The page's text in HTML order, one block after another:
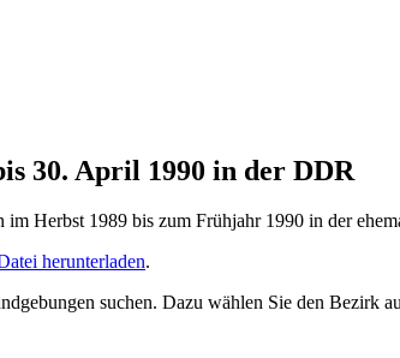
30. April 1990 in der DDR
Herbst 1989 bis zum Frühjahr 1990 in der
herunterladen.
suchen. Dazu wählen Sie den Bezirk